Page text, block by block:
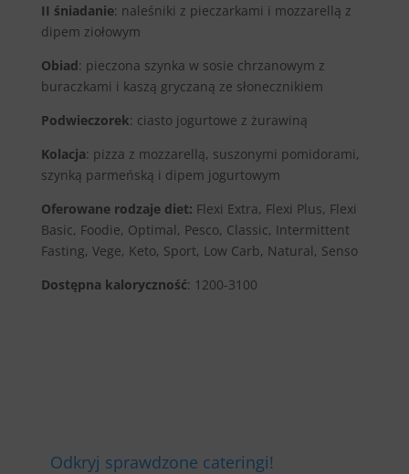
II śniadanie: naleśniki z pieczarkami i mozzarellą z
dipem ziołowym
Obiad: pieczona szynka w sosie chrzanowym z
buraczkami i kaszą gryczaną ze słonecznikiem
Podwieczorek: ciasto jogurtowe z żurawiną
Kolacja: pizza z mozzarellą, suszonymi pomidorami,
szynką parmeńską i dipem jogurtowym
Oferowane rodzaje diet: Flexi Extra, Flexi Plus, Flexi
Basic, Foodie, Optimal, Pesco, Classic, Intermittent
Fasting, Vege, Keto, Sport, Low Carb, Natural, Senso
Dostępna kaloryczność: 1200-3100
Odkryj sprawdzone cateringi!